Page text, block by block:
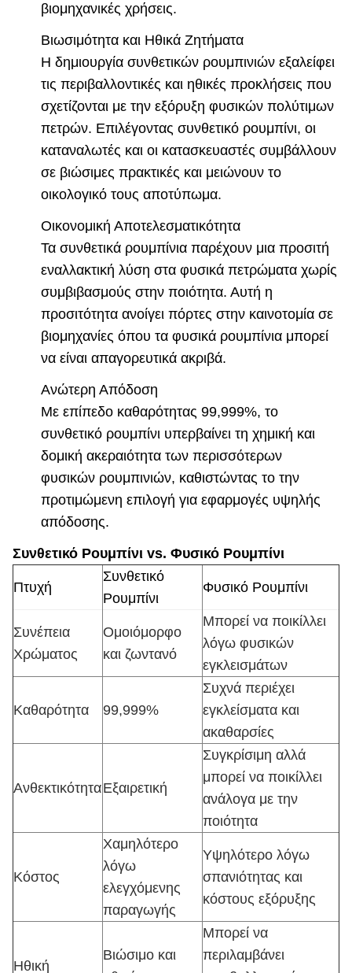
βιομηχανικές χρήσεις.
Βιωσιμότητα και Ηθικά Ζητήματα
Η δημιουργία συνθετικών ρουμπινιών εξαλείφει
τις περιβαλλοντικές και ηθικές προκλήσεις που
σχετίζονται με την εξόρυξη φυσικών πολύτιμων
πετρών. Επιλέγοντας συνθετικό ρουμπίνι, οι
καταναλωτές και οι κατασκευαστές συμβάλλουν
σε βιώσιμες πρακτικές και μειώνουν το
οικολογικό τους αποτύπωμα.
Οικονομική Αποτελεσματικότητα
Τα συνθετικά ρουμπίνια παρέχουν μια προσιτή
εναλλακτική λύση στα φυσικά πετρώματα χωρίς
συμβιβασμούς στην ποιότητα. Αυτή η
προσιτότητα ανοίγει πόρτες στην καινοτομία σε
βιομηχανίες όπου τα φυσικά ρουμπίνια μπορεί
να είναι απαγορευτικά ακριβά.
Ανώτερη Απόδοση
Με επίπεδο καθαρότητας 99,999%, το
συνθετικό ρουμπίνι υπερβαίνει τη χημική και
δομική ακεραιότητα των περισσότερων
φυσικών ρουμπινιών, καθιστώντας το την
προτιμώμενη επιλογή για εφαρμογές υψηλής
απόδοσης.
Συνθετικό Ρουμπίνι vs. Φυσικό Ρουμπίνι
Πτυχή
Συνθετικό
Ρουμπίνι
Φυσικό Ρουμπίνι
Συνέπεια
Χρώματος
Ομοιόμορφο
και ζωντανό
Μπορεί να ποικίλλει
λόγω φυσικών
εγκλεισμάτων
Καθαρότητα 99,999%
Συχνά περιέχει
εγκλείσματα και
ακαθαρσίες
ΑνθεκτικότηταΕξαιρετική
Συγκρίσιμη αλλά
μπορεί να ποικίλλει
ανάλογα με την
ποιότητα
Κόστος
Χαμηλότερο
λόγω
ελεγχόμενης
παραγωγής
Υψηλότερο λόγω
σπανιότητας και
κόστους εξόρυξης
Ηθική
Βιώσιμο και
Μπορεί να
περιλαμβάνει